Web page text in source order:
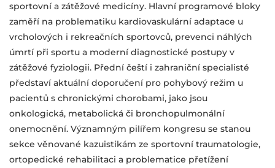
sportovní a zátěžové medicíny. Hlavní programové bloky
zaměří na problematiku kardiovaskulární adaptace u
vrcholových i rekreačních sportovců, prevenci náhlých
úmrtí při sportu a moderní diagnostické postupy v
zátěžové fyziologii. Přední čeští i zahraniční specialisté
představí aktuální doporučení pro pohybový režim u
pacientů s chronickými chorobami, jako jsou
onkologická, metabolická či bronchopulmonální
onemocnění. Významným pilířem kongresu se stanou
sekce věnované kazuistikám ze sportovní traumatologie,
ortopedické rehabilitaci a problematice přetížení